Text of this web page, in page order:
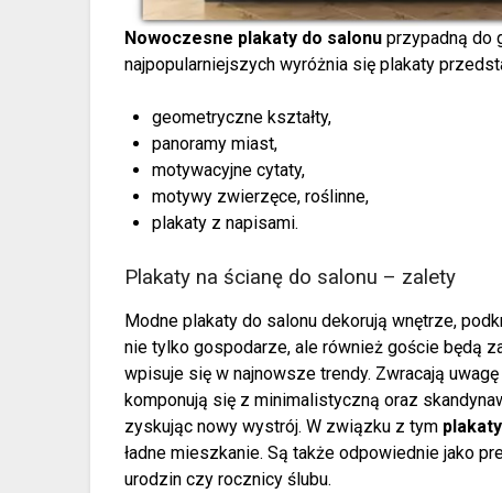
Nowoczesne plakaty do salonuprzypadną do
najpopularniejszych wyróżnia się plakaty
geometryczne kształty,
panoramy miast,
motywacyjne cytaty,
motywy zwierzęce, roślinne,
plakaty z napisami.
Plakaty na ścianę do salonu – zalety
Modne plakaty do salonu dekorują wnętrze,
nie tylko gospodarze, ale również goście będą
wpisuje się w najnowsze trendy. Zwracają
komponują się z minimalistyczną oraz
zyskując nowy wystrój. W związku z tym
ładne mieszkanie. Są także odpowiednie jako
urodzin czy rocznicy ślubu.